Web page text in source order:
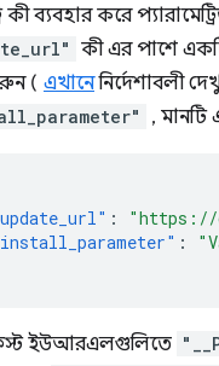
কী ব্যবহার করে
কী এর পাশে একটি
( এখানেনির্দেশাবলী
, মানটি
:
"https://
:
ইউআরএলগুলিতে